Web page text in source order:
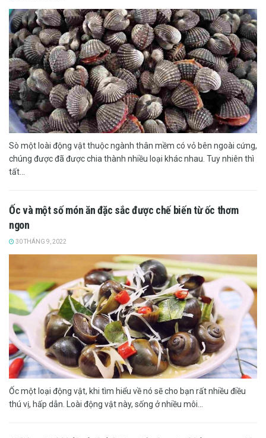
Sò một loài động vật thuộc ngành thân mềm có vỏ bên ngoài cứng,
chúng được đã được chia thành nhiều loại khác nhau. Tuy nhiên thì
tất...
Ốc và một số món ăn đặc sắc được chế biến từ ốc thơm
ngon
30 THÁNG 9, 2022
Ốc một loại động vật, khi tìm hiểu về nó sẽ cho bạn rất nhiều điều
thú vị, hấp dẫn. Loài động vật này, sống ở nhiều môi...